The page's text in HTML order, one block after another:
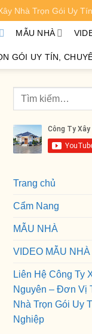
Nhà Trọn Gói Uy
MẪU NHÀ
GÓI UY TÍN,
Trang chủ
Cẩm Nang
MẪU NHÀ
VIDEO MẪU NHÀ
Liên Hệ Công Ty
Nguyên – Đơn Vị
Nhà Trọn Gói Uy
Nghiệp